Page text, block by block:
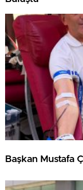
Başkan Mustafa